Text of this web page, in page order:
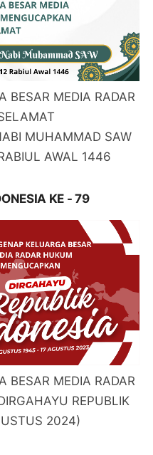
BESAR MEDIA RADAR
MUHAMMAD SAW
AWAL 1446
KE - 79
BESAR MEDIA RADAR
REPUBLIK
2024)